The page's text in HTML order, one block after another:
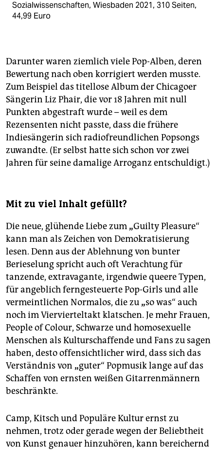
Sozialwissenschaften, Wiesbaden 2021, 310 Seiten,
44,99 Euro
Darunter waren ziemlich viele Pop-Alben, deren
Bewertung nach oben korrigiert werden musste.
Zum Beispiel das titellose Album der Chicagoer
Sängerin Liz Phair, die vor 18 Jahren mit null
Punkten abgestraft wurde – weil es dem
Rezensenten nicht passte, dass die frühere
Indiesängerin sich radiofreundlichen Popsongs
zuwandte. (Er selbst hatte sich schon vor zwei
Jahren für seine damalige Arroganz entschuldigt.)
Mit zu viel Inhalt gefüllt?
Die neue, glühende Liebe zum „Guilty Pleasure“
kann man als Zeichen von Demokratisierung
lesen. Denn aus der Ablehnung von bunter
Berieselung spricht auch oft Verachtung für
tanzende, extravagante, irgendwie queere Typen,
für angeblich ferngesteuerte Pop-Girls und alle
vermeintlichen Normalos, die zu „so was“ auch
noch im Viervierteltakt klatschen. Je mehr Frauen,
People of Colour, Schwarze und homosexuelle
Menschen als Kulturschaffende und Fans zu sagen
haben, desto offensichtlicher wird, dass sich das
Verständnis von „guter“ Popmusik lange auf das
Schaffen von ernsten weißen Gitarrenmännern
beschränkte.
Camp, Kitsch und Populäre Kultur ernst zu
nehmen, trotz oder gerade wegen der Beliebtheit
von Kunst genauer hinzuhören, kann bereichernd